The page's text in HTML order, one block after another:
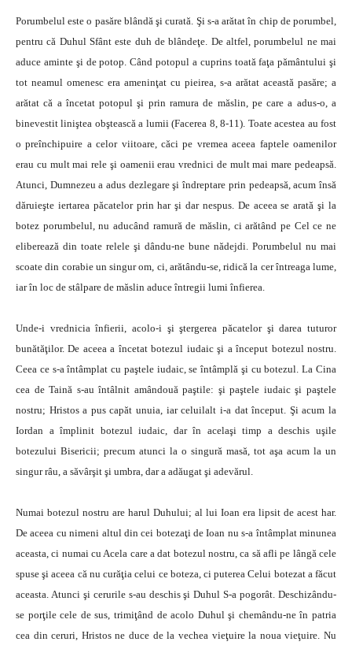
Porumbelul este o pasăre blândă şi curată. Şi s-a arătat în chip de porumbel,
pentru că Duhul Sfânt este duh de blândeţe. De altfel, porumbelul ne mai
aduce aminte şi de potop. Când potopul a cuprins toată faţa pământului şi
tot neamul omenesc era ameninţat cu pieirea, s-a arătat această pasăre; a
arătat că a încetat potopul şi prin ramura de măslin, pe care a adus-o, a
binevestit liniştea obştească a lumii (Facerea 8, 8-11). Toate acestea au fost
o preînchipuire a celor viitoare, căci pe vremea aceea faptele oamenilor
erau cu mult mai rele şi oamenii erau vrednici de mult mai mare pedeapsă.
Atunci, Dumnezeu a adus dezlegare şi îndreptare prin pedeapsă, acum însă
dăruieşte iertarea păcatelor prin har şi dar nespus. De aceea se arată şi la
botez porumbelul, nu aducând ramură de măslin, ci arătând pe Cel ce ne
eliberează din toate relele şi dându-ne bune nădejdi. Porumbelul nu mai
scoate din corabie un singur om, ci, arătându-se, ridică la cer întreaga lume,
iar în loc de stâlpare de măslin aduce întregii lumi înfierea.
Unde-i vrednicia înfierii, acolo-i şi ştergerea păcatelor şi darea tuturor
bunătăţilor. De aceea a încetat botezul iudaic şi a început botezul nostru.
Ceea ce s-a întâmplat cu paştele iudaic, se întâmplă şi cu botezul. La Cina
cea de Taină s-au întâlnit amândouă paştile: şi paştele iudaic şi paştele
nostru; Hristos a pus capăt unuia, iar celuilalt i-a dat început. Şi acum la
Iordan a împlinit botezul iudaic, dar în acelaşi timp a deschis uşile
botezului Bisericii; precum atunci la o singură masă, tot aşa acum la un
singur râu, a săvârşit şi umbra, dar a adăugat şi adevărul.
Numai botezul nostru are harul Duhului; al lui Ioan era lipsit de acest har.
De aceea cu nimeni altul din cei botezaţi de Ioan nu s-a întâmplat minunea
aceasta, ci numai cu Acela care a dat botezul nostru, ca să afli pe lângă cele
spuse şi aceea că nu curăţia celui ce boteza, ci puterea Celui botezat a făcut
aceasta. Atunci şi cerurile s-au deschis şi Duhul S-a pogorât. Deschizându-
se porţile cele de sus, trimiţând de acolo Duhul şi chemându-ne în patria
cea din ceruri, Hristos ne duce de la vechea vieţuire la noua vieţuire. Nu